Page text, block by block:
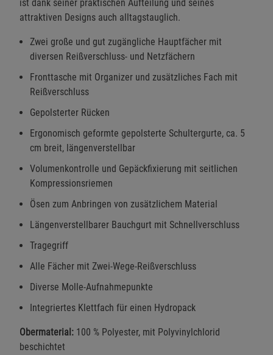
ist dank seiner praktischen Aufteilung und seines
attraktiven Designs auch alltagstauglich.
Zwei große und gut zugängliche Hauptfächer mit
diversen Reißverschluss- und Netzfächern
Fronttasche mit Organizer und zusätzliches Fach mit
Reißverschluss
Gepolsterter Rücken
Ergonomisch geformte gepolsterte Schultergurte, ca. 5
cm breit, längenverstellbar
Volumenkontrolle und Gepäckfixierung mit seitlichen
Kompressionsriemen
Ösen zum Anbringen von zusätzlichem Material
Längenverstellbarer Bauchgurt mit Schnellverschluss
Tragegriff
Alle Fächer mit Zwei-Wege-Reißverschluss
Diverse Molle-Aufnahmepunkte
Integriertes Klettfach für einen Hydropack
Obermaterial: 100 % Polyester, mit Polyvinylchlorid
beschichtet